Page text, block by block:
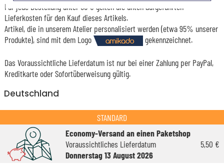
Für jede Bestellung unter 85 € gelten die unten aufgeführten
Lieferkosten für den Kauf dieses Artikels.
Artikel, die in unserem Atelier personalisiert werden (etwa 95% unserer
Produkte), sind mit dem Logo
gekennzeichnet.
Das Voraussichtliche Lieferdatum ist nur bei einer Zahlung per PayPal,
Kreditkarte oder Sofortüberweisung gültig.
Deutschland
STANDARD
Economy-Versand an einen Paketshop
Voraussichtliches Lieferdatum
Donnerstag 13 August 2026
5,50 €